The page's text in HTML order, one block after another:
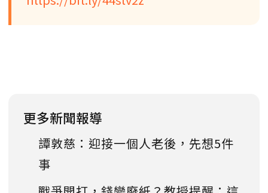
更多新聞報導
譚敦慈：迎接一個人老後，先想5件
事